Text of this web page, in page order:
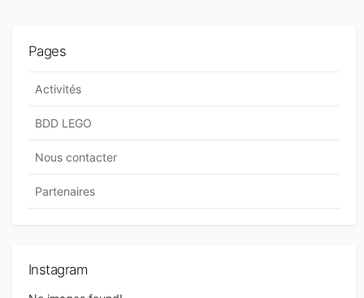
Pages
Activités
BDD LEGO
Nous contacter
Partenaires
Instagram